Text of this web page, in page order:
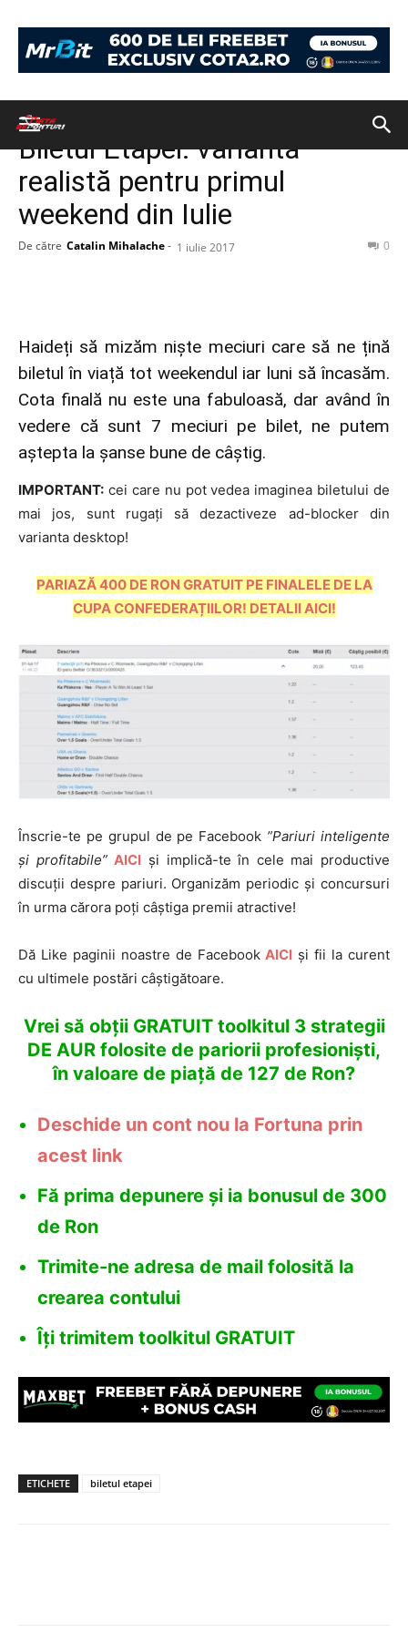
BILETUL ZILEI
Biletul Etapei: variantă
realistă pentru primul
weekend din Iulie
De către Catalin Mihalache- 1 iulie 2017 0
Haideți să mizăm niște meciuri care să ne țină
biletul în viață tot weekendul iar luni să încasăm.
Cota finală nu este una fabuloasă, dar având în
vedere că sunt 7 meciuri pe bilet, ne putem
aștepta la șanse bune de câștig.
IMPORTANT: cei care nu pot vedea imaginea biletului de
mai jos, sunt rugați să dezactiveze ad-blocker din
varianta desktop!
PARIAZĂ 400 DE RON GRATUIT PE FINALELE DE LA
CUPA CONFEDERAȚIILOR! DETALII AICI!
Înscrie-te pe grupul de pe Facebook ”Pariuri inteligente
și profitabile” AICI și implică-te în cele mai productive
discuții despre pariuri. Organizăm periodic și concursuri
în urma cărora poți câștiga premii atractive!
Dă Like paginii noastre de FacebookAICI și fii la curent
cu ultimele postări câștigătoare.
Vrei să obții GRATUIT toolkitul 3 strategii
DE AUR folosite de pariorii profesioniști,
în valoare de piață de 127 de Ron?
Deschide un cont nou la Fortuna prin
acest link
Fă prima depunere și ia bonusul de 300
de Ron
Trimite-ne adresa de mail folosită la
crearea contului
Îți trimitem toolkitul GRATUIT
ETICHETE biletul etapei